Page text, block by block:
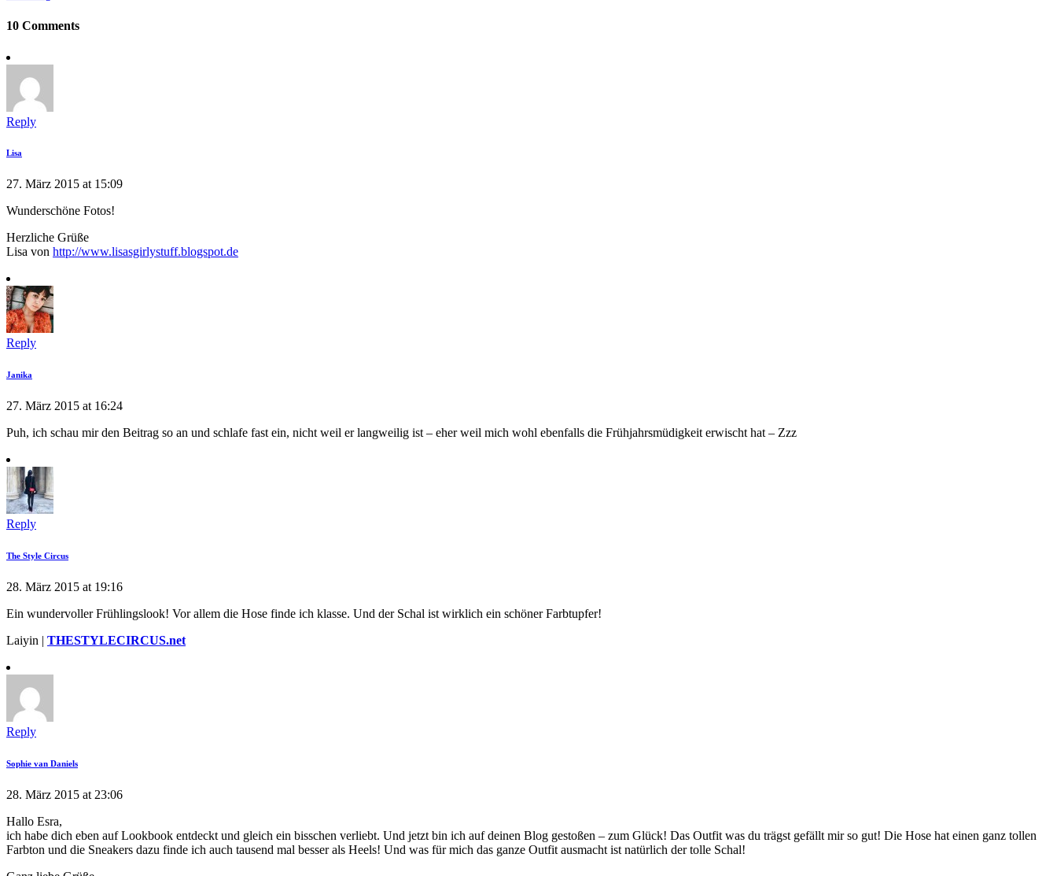
10 Comments
Reply
Lisa
27. März 2015 at 15:09
Wunderschöne Fotos!
Herzliche Grüße
Lisa von http://www.lisasgirlystuff.blogspot.de
Reply
Janika
27. März 2015 at 16:24
Puh, ich schau mir den Beitrag so an und schlafe fast ein, nicht weil er langweilig ist – eher weil mich wohl ebenfalls die Frühjahrsmüdigkeit erwischt hat – Zzz
Reply
The Style Circus
28. März 2015 at 19:16
Ein wundervoller Frühlingslook! Vor allem die Hose finde ich klasse. Und der Schal ist wirklich ein schöner Farbtupfer!
Laiyin | THESTYLECIRCUS.net
Reply
Sophie van Daniels
28. März 2015 at 23:06
Hallo Esra,
ich habe dich eben auf Lookbook entdeckt und gleich ein bisschen verliebt. Und jetzt bin ich auf deinen Blog gestoßen – zum Glück! Das Outfit was du trägst gefällt mir so gut! Die Hose hat einen ganz tollen
Farbton und die Sneakers dazu finde ich auch tausend mal besser als Heels! Und was für mich das ganze Outfit ausmacht ist natürlich der tolle Schal!